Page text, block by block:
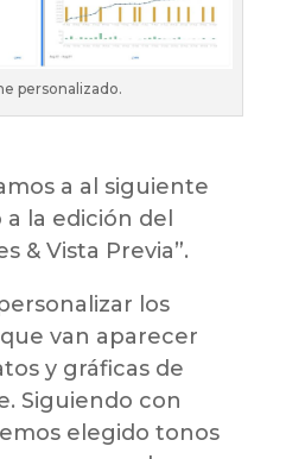
personalizado.
a al siguiente
la edición del
& Vista Previa”.
los
van aparecer
y gráficas de
Siguiendo con
elegido tonos